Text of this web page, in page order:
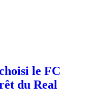
le FC
du Real